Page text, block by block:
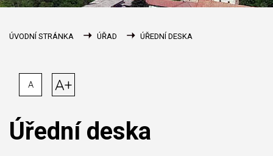
ÚVODNÍ STRÁNKA ÚŘAD ÚŘEDNÍ DESKA
A A+
Úřední deska